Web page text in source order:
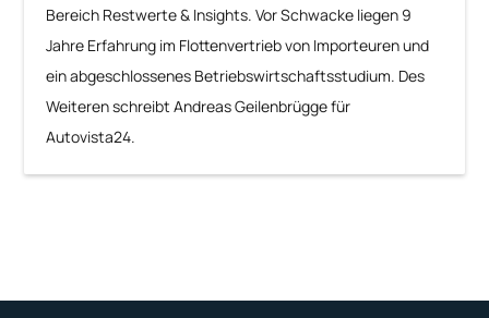
Bereich Restwerte & Insights. Vor Schwacke liegen 9
Jahre Erfahrung im Flottenvertrieb von Importeuren und
ein abgeschlossenes Betriebswirtschaftsstudium. Des
Weiteren schreibt Andreas Geilenbrügge für
Autovista24.